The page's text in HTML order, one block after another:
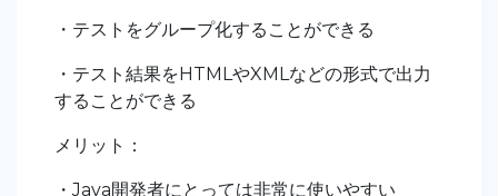
・テストをグループ化することができる
・テスト結果をHTMLやXMLなどの形式で出力
することができる
メリット：
・Java開発者にとっては非常に使いやすい